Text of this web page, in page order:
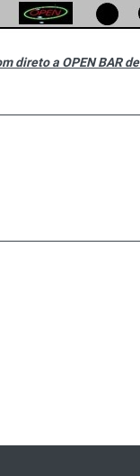
a OPEN BAR